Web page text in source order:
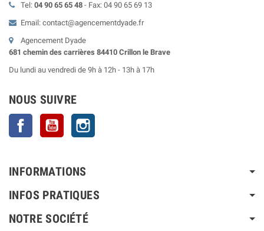
Tel: 04 90 65 65 48 - Fax: 04 90 65 69 13
Email: contact@agencementdyade.fr
Agencement Dyade
681 chemin des carrières 84410 Crillon le Brave
Du lundi au vendredi de 9h à 12h - 13h à 17h
NOUS SUIVRE
Facebook YouTube
INFORMATIONS
INFOS PRATIQUES
NOTRE SOCIÉTÉ